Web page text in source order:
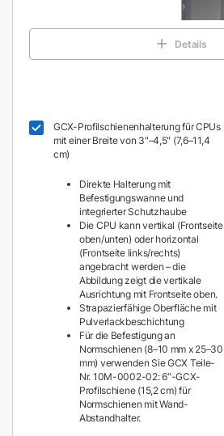
Details
GCX-Profilschienenhalterung für CPUs
mit einer Breite von 3"–4,5" (7,6–11,4
cm)
Direkte Halterung mit
Befestigungswanne und
integrierter Schutzhaube
Die CPU kann vertikal (Frontseite
oben/unten) oder horizontal
(Frontseite links/rechts)
angebracht werden – die
Abbildung zeigt die vertikale
Ausrichtung mit Frontseite oben.
Strapazierfähige Oberfläche mit
Pulverlackbeschichtung
Für die Befestigung an
Normschienen (8–10 mm x 25–30
mm) verwenden Sie GCX Teile-
Nr. 10M-0002-02: 6″-GCX-
Profilschiene (15,2 cm) für
Normschienen mit Wand-
Abstandhalter.